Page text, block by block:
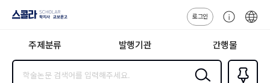
지사·교보문고
로그인
센
주제분류 발행기관 간행물